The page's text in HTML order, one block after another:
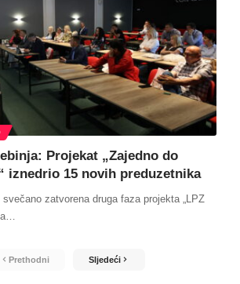
Projekat „Zajedno do
iznedrio 15 novih preduzetnika
zatvorena druga faza projekta „LPZ
…
Prethodni Sljedeći